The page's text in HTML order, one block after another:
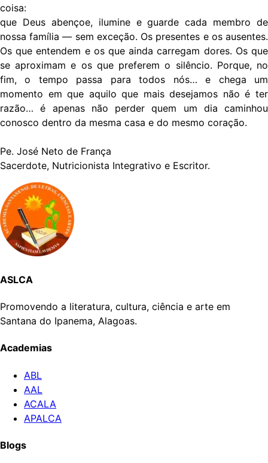
coisa:
que Deus abençoe, ilumine e guarde cada membro de
nossa família — sem exceção. Os presentes e os ausentes.
Os que entendem e os que ainda carregam dores. Os que
se aproximam e os que preferem o silêncio. Porque, no
fim, o tempo passa para todos nós… e chega um
momento em que aquilo que mais desejamos não é ter
razão… é apenas não perder quem um dia caminhou
conosco dentro da mesma casa e do mesmo coração.
Pe. José Neto de França
Sacerdote, Nutricionista Integrativo e Escritor.
ASLCA
Promovendo a literatura, cultura, ciência e arte em
Santana do Ipanema, Alagoas.
Academias
ABL
AAL
ACALA
APALCA
Blogs